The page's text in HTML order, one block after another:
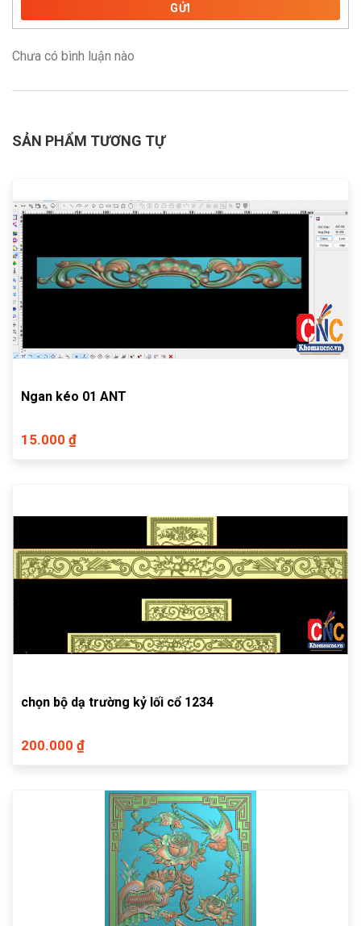
GỬI
Chưa có bình luận nào
SẢN PHẨM TƯƠNG TỰ
Ngan kéo 01 ANT
15.000 ₫
chọn bộ dạ trường kỷ lối cổ 1234
200.000 ₫